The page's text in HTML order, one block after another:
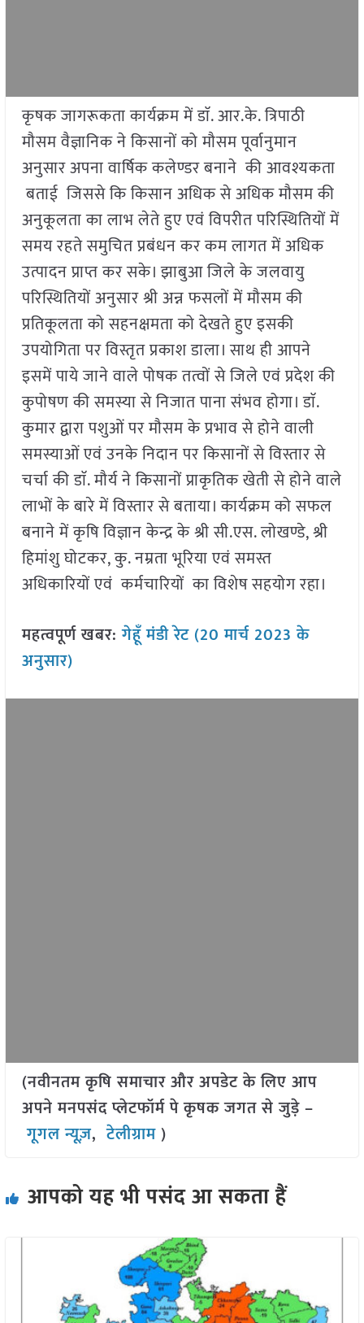
कृषक जागरूकता कार्यक्रम में डाॅ. आर.के. त्रिपाठी
मौसम वैज्ञानिक ने किसानों को मौसम पूर्वानुमान
अनुसार अपना वार्षिक कलेण्डर बनाने की आवश्यकता
बताई जिससे कि किसान अधिक से अधिक मौसम की
अनुकूलता का लाभ लेते हुए एवं विपरीत परिस्थितियों में
समय रहते समुचित प्रबंधन कर कम लागत में अधिक
उत्पादन प्राप्त कर सके। झाबुआ जिले के जलवायु
परिस्थितियों अनुसार श्री अन्न फसलों में मौसम की
प्रतिकूलता को सहनक्षमता को देखते हुए इसकी
उपयोगिता पर विस्तृत प्रकाश डाला। साथ ही आपने
इसमें पाये जाने वाले पोषक तत्वों से जिले एवं प्रदेश की
कुपोषण की समस्या से निजात पाना संभव होगा। डाॅ.
कुमार द्वारा पशुओं पर मौसम के प्रभाव से होने वाली
समस्याओं एवं उनके निदान पर किसानों से विस्तार से
चर्चा की डाॅ. मौर्य ने किसानों प्राकृतिक खेती से होने वाले
लाभों के बारे में विस्तार से बताया। कार्यक्रम को सफल
बनाने में कृषि विज्ञान केन्द्र के श्री सी.एस. लोखण्डे, श्री
हिमांशु घोटकर, कु. नम्रता भूरिया एवं समस्त
अधिकारियों एवं कर्मचारियों का विशेष सहयोग रहा।
महत्वपूर्ण खबर: गेहूँ मंडी रेट (20 मार्च 2023 के
अनुसार)
(नवीनतम कृषि समाचार और अपडेट के लिए आप
अपने मनपसंद प्लेटफॉर्म पे कृषक जगत से जुड़े –
गूगल न्यूज़,टेलीग्राम )
आपको यह भी पसंद आ सकता हैं